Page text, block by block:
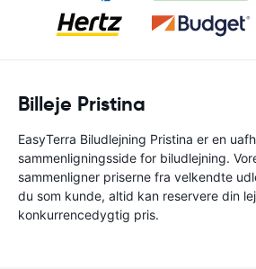
Billeje Pristina
EasyTerra Biludlejning Pristina er en
sammenligningsside for biludlejning.
sammenligner priserne fra velkendte
du som kunde, altid kan reservere din
konkurrencedygtig pris.